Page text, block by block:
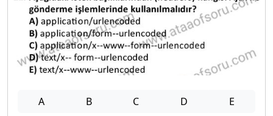
A B C D E